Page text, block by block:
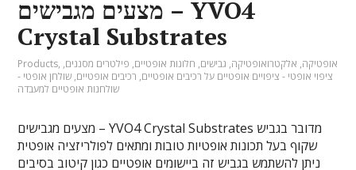
מצעים מגבישים – YVO4
Crystal Substrates
Products, אופטיקה, אלקטרואופטיקה, גבישים, חלונות אופטיים, פילטרים מסננים,
ציפוי אופטי - ציפויים אופטיים על רכיבים אופטיים, רכיבים אופטיים, שולחן אופטי -
שולחנות אופטיים למעבדה
מצעים מגבישים – YVO4 Crystal Substrates מדובר בגביש
שקוף בעל תכונות אופטיות טובות ומתאים לפולריזציה אופטית
ניתן להשתמש בגביש זה ביישומים אופטיים כגון קיטוב בסיבים